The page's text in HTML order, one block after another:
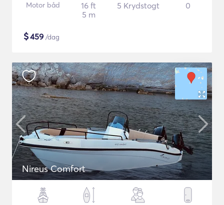
Motor båd
16 ft
5 m
5 Krydstogt 0
$459 /dag
Nireus Comfort